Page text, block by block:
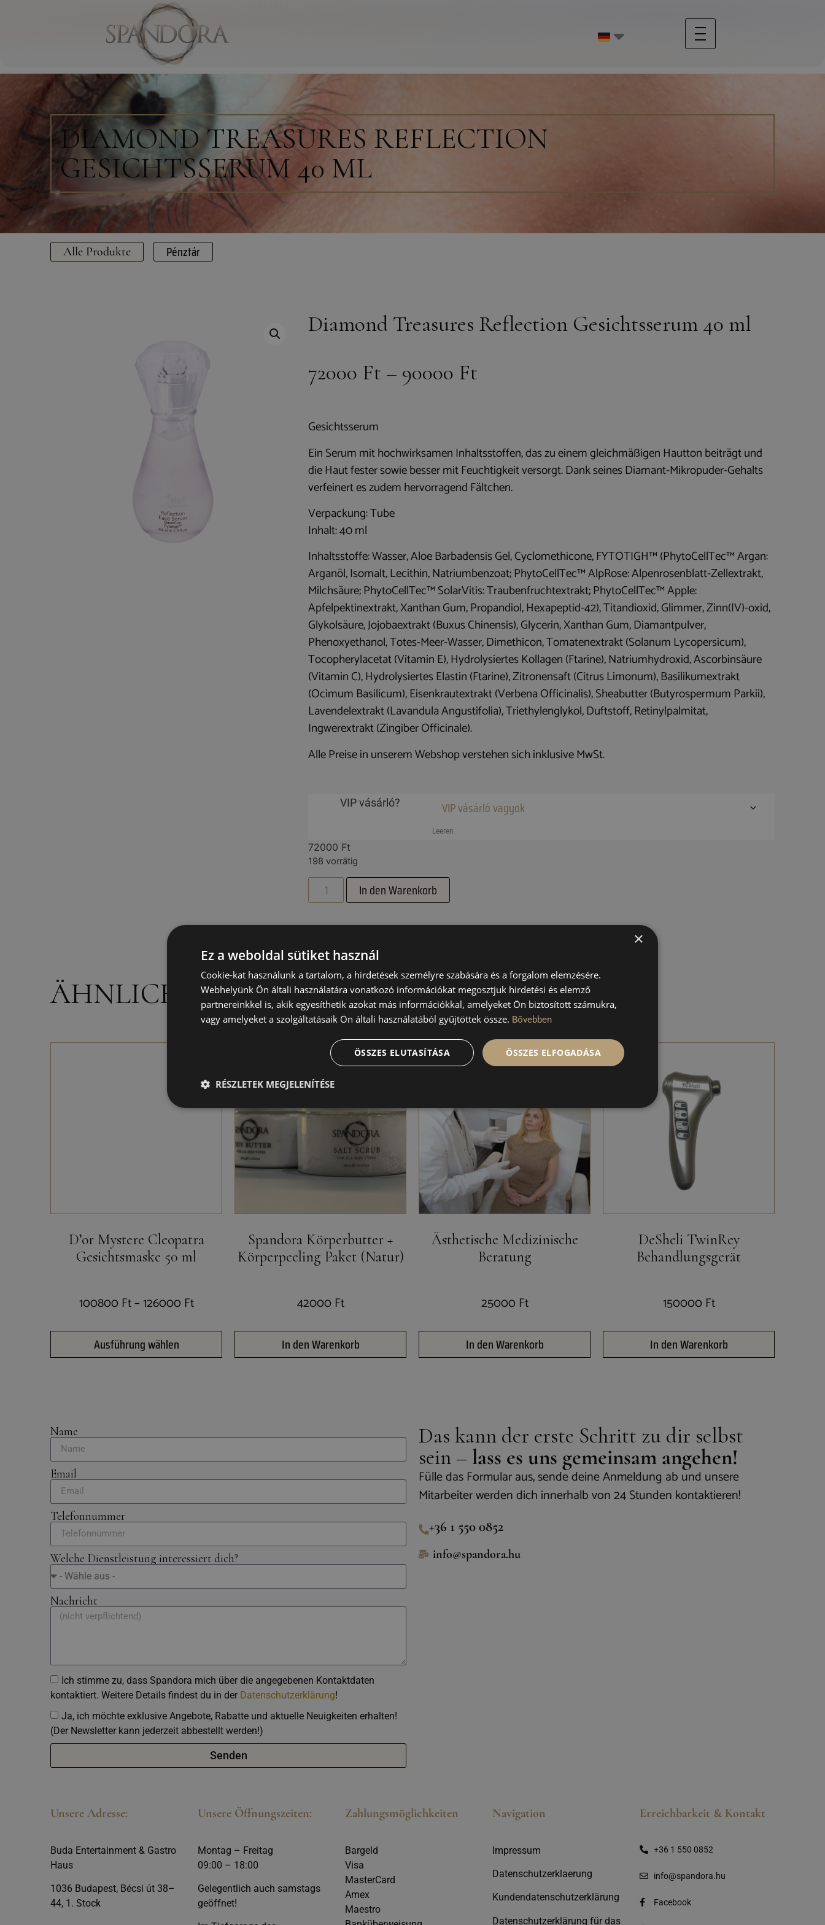
DIAMOND TREASURES REFLECTION
GESICHTSSERUM 40 ML
Alle Produkte Pénztár
Diamond Treasures Reflection Gesichtsserum 40 ml
72000 Ft – 90000 Ft
Gesichtsserum
Ein Serum mit hochwirksamen Inhaltsstoffen, das zu einem gleichmäßigen Hautton beiträgt und
die Haut fester sowie besser mit Feuchtigkeit versorgt. Dank seines Diamant-Mikropuder-Gehalts
verfeinert es zudem hervorragend Fältchen.
Verpackung: Tube
Inhalt: 40 ml
Inhaltsstoffe: Wasser, Aloe Barbadensis Gel, Cyclomethicone, FYTOTIGH™ (PhytoCellTec™ Argan:
Arganöl, Isomalt, Lecithin, Natriumbenzoat; PhytoCellTec™ AlpRose: Alpenrosenblatt-Zellextrakt,
Milchsäure; PhytoCellTec™ SolarVitis: Traubenfruchtextrakt; PhytoCellTec™ Apple:
Apfelpektinextrakt, Xanthan Gum, Propandiol, Hexapeptid-42), Titandioxid, Glimmer, Zinn(IV)-oxid,
Glykolsäure, Jojobaextrakt (Buxus Chinensis), Glycerin, Xanthan Gum, Diamantpulver,
Phenoxyethanol, Totes-Meer-Wasser, Dimethicon, Tomatenextrakt (Solanum Lycopersicum),
Tocopherylacetat (Vitamin E), Hydrolysiertes Kollagen (Ftarine), Natriumhydroxid, Ascorbinsäure
(Vitamin C), Hydrolysiertes Elastin (Ftarine), Zitronensaft (Citrus Limonum), Basilikumextrakt
(Ocimum Basilicum), Eisenkrautextrakt (Verbena Officinalis), Sheabutter (Butyrospermum Parkii),
Lavendelextrakt (Lavandula Angustifolia), Triethylenglykol, Duftstoff, Retinylpalmitat,
Ingwerextrakt (Zingiber Officinale).
Alle Preise in unserem Webshop verstehen sich inklusive MwSt.
VIP vásárló?
Leeren
72000 Ft
198 vorrätig
In den Warenkorb
ÄHNLICHE PRODUKTE
D’or Mystere Cleopatra
Gesichtsmaske 50 ml
100800 Ft–126000 Ft
Ausführung wählen
Spandora Körperbutter +
Körperpeeling Paket (Natur)
42000 Ft
In den Warenkorb
Ästhetische Medizinische
Beratung
25000 Ft
In den Warenkorb
DeSheli TwinRey
Behandlungsgerät
150000 Ft
In den Warenkorb
Name
Email
Telefonnummer
Welche Dienstleistung interessiert dich?
Nachricht
Ich stimme zu, dass Spandora mich über die angegebenen Kontaktdaten
kontaktiert. Weitere Details findest du in der Datenschutzerklärung!
Ja, ich möchte exklusive Angebote, Rabatte und aktuelle Neuigkeiten erhalten!
(Der Newsletter kann jederzeit abbestellt werden!)
Senden
Das kann der erste Schritt zu dir selbst
sein – lass es uns gemeinsam angehen!
Fülle das Formular aus, sende deine Anmeldung ab und unsere
Mitarbeiter werden dich innerhalb von 24 Stunden kontaktieren!
+36 1 550 0852
info@spandora.hu
Unsere Adresse:
Buda Entertainment & Gastro
Haus
1036 Budapest, Bécsi út 38–
44, 1. Stock
Unsere Öffnungszeiten:
Montag – Freitag
09:00 – 18:00
Gelegentlich auch samstags
geöffnet!
Zahlungsmöglichkeiten
Bargeld
Visa
MasterCard
Amex
Maestro
Navigation
Impressum
Datenschutzerklaerung
Kundendatenschutzerklärung
Datenschutzerklärung für das
Erreichbarkeit & Kontakt
+36 1 550 0852
info@spandora.hu
Facebook
×
Ez a weboldal sütiket használ
Cookie-kat használunk a tartalom, a hirdetések személyre szabására és a forgalom elemzésére.
Webhelyünk Ön általi használatára vonatkozó információkat megosztjuk hirdetési és elemző
partnereinkkel is, akik egyesíthetik azokat más információkkal, amelyeket Ön biztosított számukra,
vagy amelyeket a szolgáltatásaik Ön általi használatából gyűjtöttek össze. Bővebben
ÖSSZES ELFOGADÁSA
ÖSSZES ELUTASÍTÁSA
RÉSZLETEK MEGJELENÍTÉSE